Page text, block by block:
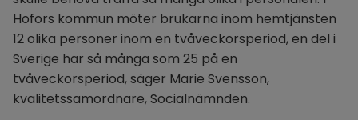
Hofors kommun möter brukarna inom hemtjänsten
12 olika personer inom en tvåveckorsperiod, en del i
Sverige har så många som 25 på en
tvåveckorsperiod, säger Marie Svensson,
kvalitetssamordnare, Socialnämnden.